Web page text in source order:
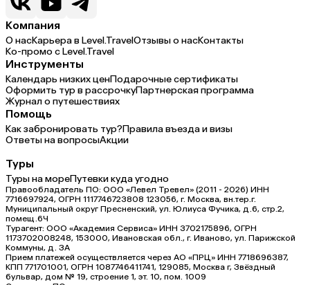
Компания
О насКарьера в Level.TravelОтзывы о насКонтакты
Ко-промо с Level.Travel
Инструменты
Календарь низких ценПодарочные сертификаты
Оформить тур в рассрочкуПартнерская программа
Журнал о путешествиях
Помощь
Как забронировать тур?Правила въезда и визы
Ответы на вопросыАкции
Туры
Туры на мореПутевки куда угодно
Правообладатель ПО: ООО «Левел Тревел» (2011 - 2026) ИНН
7716697924, ОГРН 1117746723808 123056, г. Москва, вн.тер.г.
Муниципальный округ Пресненский, ул. Юлиуса Фучика, д.6, стр.2,
помещ.6Ч
Турагент: ООО «Академия Сервиса» ИНН 3702175896, ОГРН
1173702008248, 153000, Ивановская обл., г. Иваново, ул. Парижской
Коммуны, д. ЗА
Прием платежей осуществляется через АО «ПРЦ» ИНН 7718696387,
КПП 771701001, ОГРН 1087746411741, 129085, Москва г, Звёздный
бульвар, дом № 19, строение 1, эт. 10, пом. 1009